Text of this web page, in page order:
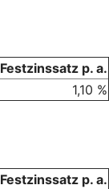
Festzinssatz p. a.
1,10 %
Festzinssatz p. a.